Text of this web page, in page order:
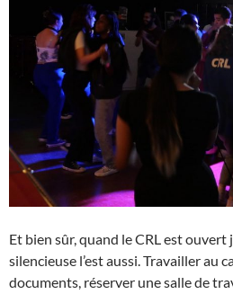
Et bien sûr, quand le CRL est ouvert
silencieuse l’est aussi. Travailler au
documents, réserver une salle de